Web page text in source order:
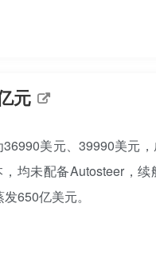
元
美元、39990美元
均未配备Autosteer，
650亿美元。